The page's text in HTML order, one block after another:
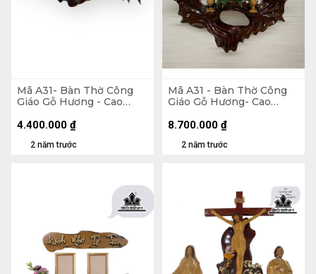
Mã A31- Bàn Thờ Công
Giáo Gỗ Hương - Cao
2 năm trước
4.400.000 ₫
Mã A31 - Bàn Thờ Công
Giáo Gỗ Hương- Cao
Tượng Nhựa 60 (cm)
2 năm trước
8.700.000 ₫